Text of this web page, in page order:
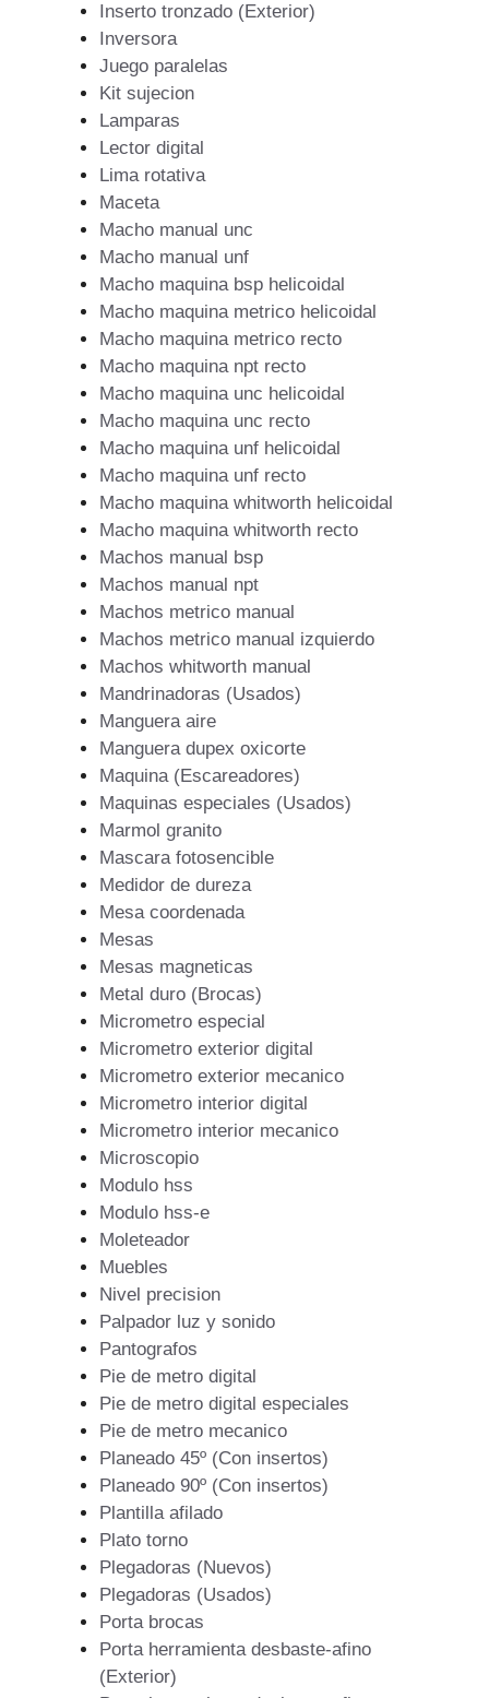
Inserto tronzado (Exterior)
Inversora
Juego paralelas
Kit sujecion
Lamparas
Lector digital
Lima rotativa
Maceta
Macho manual unc
Macho manual unf
Macho maquina bsp helicoidal
Macho maquina metrico helicoidal
Macho maquina metrico recto
Macho maquina npt recto
Macho maquina unc helicoidal
Macho maquina unc recto
Macho maquina unf helicoidal
Macho maquina unf recto
Macho maquina whitworth helicoidal
Macho maquina whitworth recto
Machos manual bsp
Machos manual npt
Machos metrico manual
Machos metrico manual izquierdo
Machos whitworth manual
Mandrinadoras (Usados)
Manguera aire
Manguera dupex oxicorte
Maquina (Escareadores)
Maquinas especiales (Usados)
Marmol granito
Mascara fotosencible
Medidor de dureza
Mesa coordenada
Mesas
Mesas magneticas
Metal duro (Brocas)
Micrometro especial
Micrometro exterior digital
Micrometro exterior mecanico
Micrometro interior digital
Micrometro interior mecanico
Microscopio
Modulo hss
Modulo hss-e
Moleteador
Muebles
Nivel precision
Palpador luz y sonido
Pantografos
Pie de metro digital
Pie de metro digital especiales
Pie de metro mecanico
Planeado 45º (Con insertos)
Planeado 90º (Con insertos)
Plantilla afilado
Plato torno
Plegadoras (Nuevos)
Plegadoras (Usados)
Porta brocas
Porta herramienta desbaste-afino
(Exterior)